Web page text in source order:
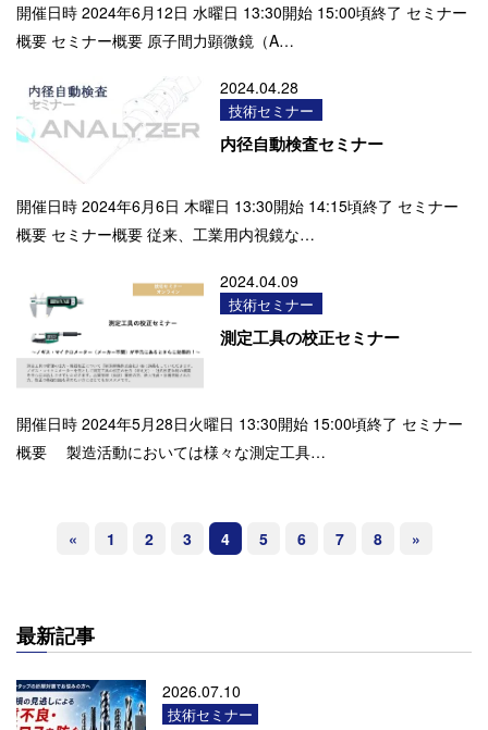
開催日時 2024年6月12日 水曜日 13:30開始 15:00頃終了 セミナー
概要 セミナー概要 原子間力顕微鏡（A…
2024.04.28
技術セミナー
内径自動検査セミナー
開催日時 2024年6月6日 木曜日 13:30開始 14:15頃終了 セミナー
概要 セミナー概要 従来、工業用内視鏡な…
2024.04.09
技術セミナー
測定工具の校正セミナー
開催日時 2024年5月28日火曜日 13:30開始 15:00頃終了 セミナー
概要 製造活動においては様々な測定工具…
« 1 2 3 4 5 6 7 8 »
最新記事
2026.07.10
技術セミナー